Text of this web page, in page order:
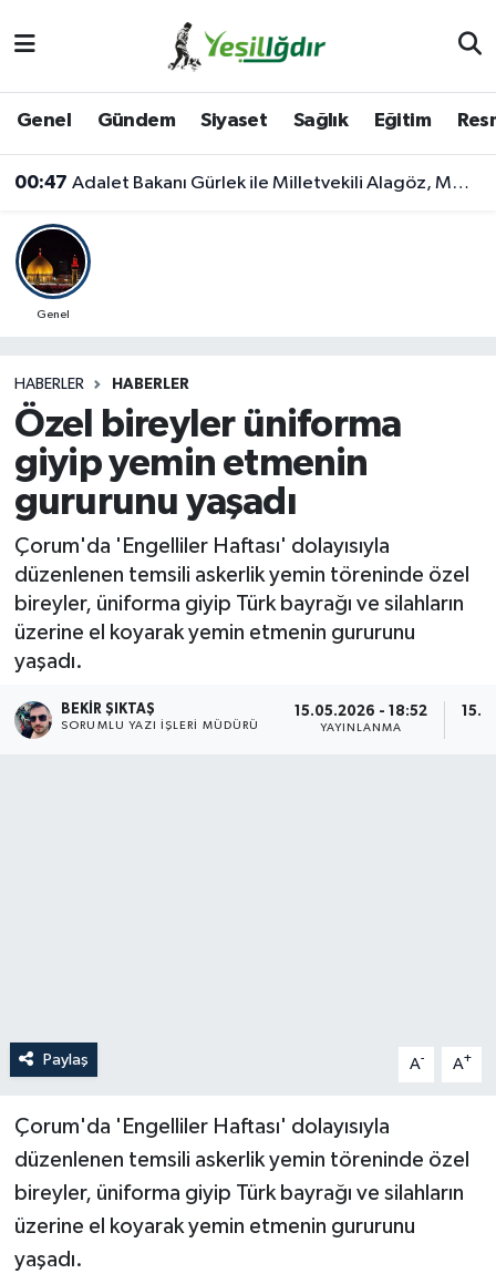
Genel Gündem Siyaset Sağlık Eğitim
00:47 Adalet Bakanı Gürlek ile Milletvekili Alagöz, MHP İl Başkanlığını Ziyaret Etti
Genel
HABERLER HABERLER
Özel bireyler üniforma
giyip yemin etmenin
gururunu yaşadı
Çorum'da 'Engelliler Haftası' dolayısıyla
düzenlenen temsili askerlik yemin töreninde özel
bireyler, üniforma giyip Türk bayrağı ve silahların
üzerine el koyarak yemin etmenin gururunu
yaşadı.
BEKIR ŞIKTAŞ
SORUMLU YAZI İŞLERI MÜDÜRÜ
15.05.2026 - 18:52
YAYINLANMA
Paylaş A- A+
Çorum'da 'Engelliler Haftası' dolayısıyla
düzenlenen temsili askerlik yemin töreninde özel
bireyler, üniforma giyip Türk bayrağı ve silahların
üzerine el koyarak yemin etmenin gururunu
yaşadı.
Iğdır Trafik Yoğunluk Haritası
Süper Lig Puan Durumu ve Fikstür
Son Dakika Haberleri
Haber Arşivi